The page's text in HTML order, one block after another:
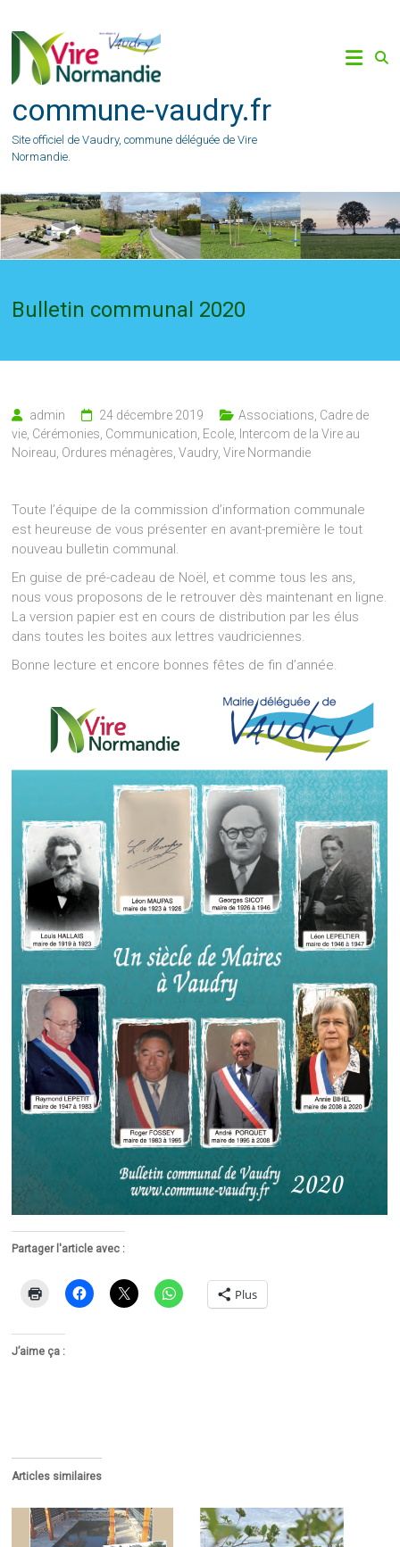
content
commune-vaudry.fr
Site officiel de Vaudry, commune déléguée de Vire
Normandie.
Bulletin communal 2020
admin 24 décembre 2019 Associations Cadre de
vie Cérémonies Communication Ecole
Intercom de la Vire au
Noireau Ordures ménagères ,Vaudry,Vire Normandie
Toute l’équipe de la commission d’information communale
est heureuse de vous présenter en avant-première le tout
nouveau bulletin communal.
En guise de pré-cadeau de Noël, et comme tous les ans,
nous vous proposons de le retrouver dès maintenant en ligne.
La version papier est en cours de distribution par les élus
dans toutes les boites aux lettres vaudriciennes.
Bonne lecture et encore bonnes fêtes de fin d’année.
Partager l'article avec :
Plus
J’aime ça :
Articles similaires